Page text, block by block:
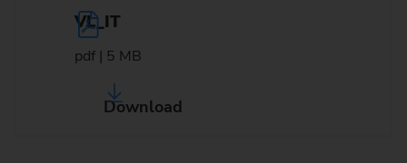
VL_IT
pdf | 5 MB
Download